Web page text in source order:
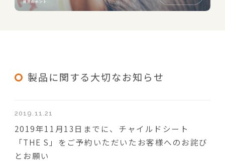
製品に関する大切なお知らせ
2019.11.21
2019年11月13日までに、チャイルドシート
「THE S」をご予約いただいたお客様へのお詫び
とお願い